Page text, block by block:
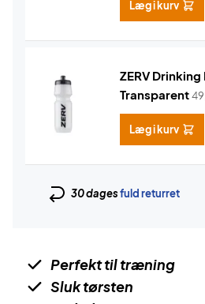
Læg i kurv
ZERV
Transparent
Læg i kurv
30 dagesfuld returret
Perfekt til træning
Sluk tørsten